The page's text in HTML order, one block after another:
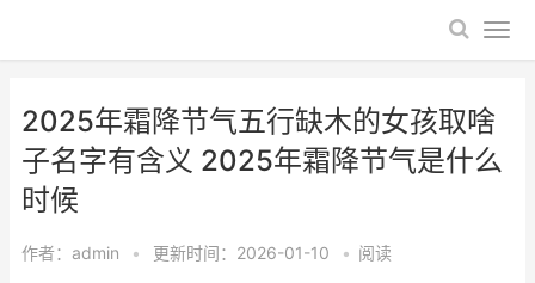
2025年霜降节气五行缺木的女孩取啥
子名字有含义 2025年霜降节气是什么
时候
作者： admin • 更新时间：2026-01-10 • 阅读